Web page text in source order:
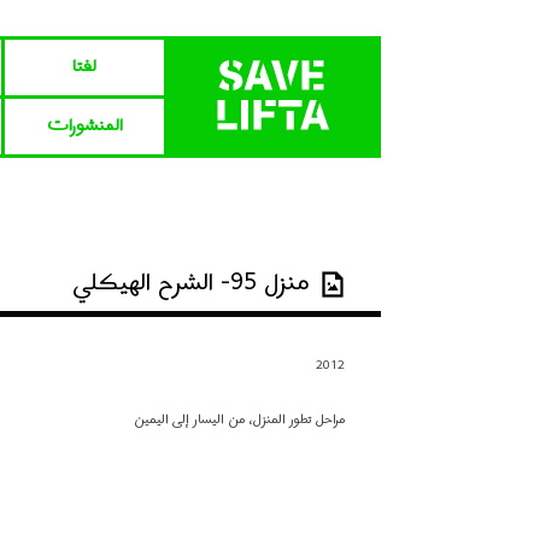
لفتا‎‎
المنشورات
منزل 95- الشرح الهيكلي
2012
مراحل تطور المنزل، من اليسار إلى اليمين